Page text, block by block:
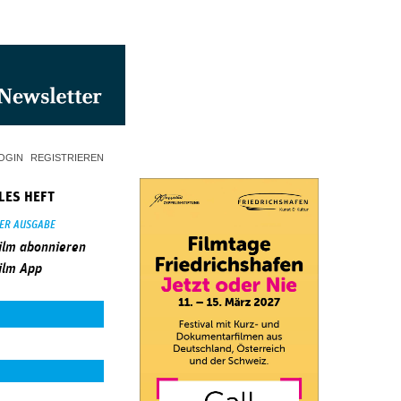
REGISTRIEREN
HEFT
AUSGABE
abonnieren
App